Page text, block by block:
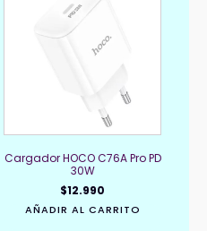
Cargador HOCO C76A Pro PD
30W
$12.990
AÑADIR AL CARRITO